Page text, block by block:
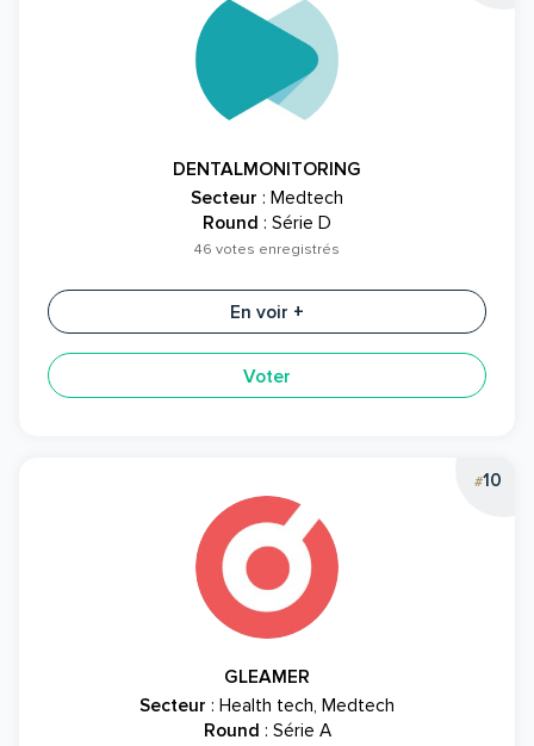
DENTALMONITORING
Secteur : Medtech
Round : Série D
46 votes enregistrés
En voir +
Voter
#10
GLEAMER
Secteur : Health tech, Medtech
Round : Série A